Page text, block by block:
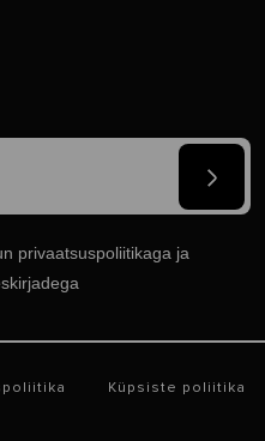
privaatsuspoliitikaga ja
Küpsiste poliitika